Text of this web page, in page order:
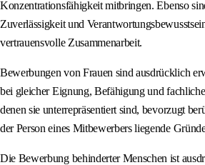
Konzentrationsfähigkeit mitbringen. Ebenso
Zuverlässigkeit und
vertrauensvolle Zusammenarbeit.
Bewerbungen von Frauen sind ausdrücklich
bei gleicher Eignung, Befähigung und
denen sie unterrepräsentiert sind, bevorzugt
der Person eines Mitbewerbers liegende
Die Bewerbung behinderter Menschen ist